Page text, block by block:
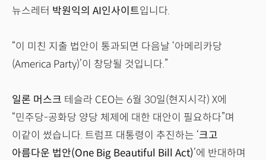
뉴스레터 박원익의 AI인사이트입니다.
“이 미친 지출 법안이 통과되면 다음날 ‘아메리카당
(America Party)’이 창당될 것입니다.”
일론 머스크 테슬라 CEO는 6월 30일(현지시각) X에
“민주당-공화당 양당 체제에 대한 대안이 필요하다”며
이같이 썼습니다. 트럼프 대통령이 추진하는 ‘크고
아름다운 법안(One Big Beautiful Bill Act)’에 반대하며